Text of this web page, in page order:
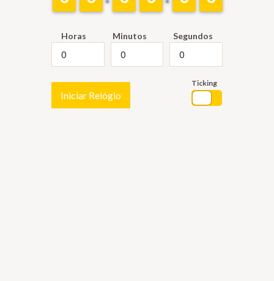
Horas Minutos Segundos
Iniciar Relógio
Ticking